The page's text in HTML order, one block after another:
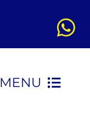
MENU